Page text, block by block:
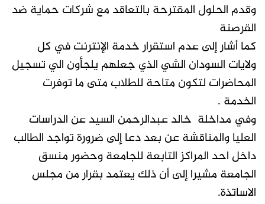
وقدم الحلول المقترحة بالتعاقد مع شركات حماية ضد
القرصنة
كما أشار إلى عدم استقرار خدمة الإنترنت في كل
ولايات السودان الشي الذي جعلهم يلجأون الي تسجيل
المحاضرات لتكون متاحة للطلاب متى ما توفرت
الخدمة .
وفي مداخلة خالد عبدالرحمن السيد عن الدراسات
العليا والمناقشة عن بعد دعا إلى ضرورة تواجد الطالب
داخل احد المراكز التابعة للجامعة وحضور منسق
الجامعة مشيرا إلى أن ذلك يعتمد بقرار من مجلس
الاساتذة.